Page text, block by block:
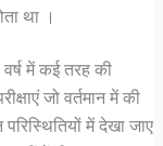
था ।
में कई तरह की
जो वर्तमान में की
में देखा जाए